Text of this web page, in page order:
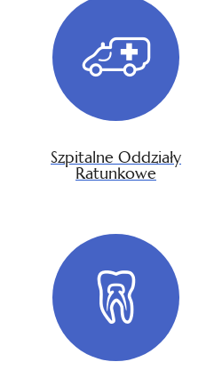
Szpitalne Oddziały
Ratunkowe